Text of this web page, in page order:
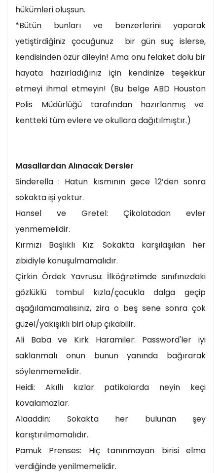
hükümleri oluşsun.
*Bütün bunları ve benzerlerini yaparak
yetiştirdiğiniz çocuğunuz bir gün suç islerse,
kendisinden özür dileyin! Ama onu felaket dolu bir
hayata hazırladığınız için kendinize teşekkür
etmeyi ihmal etmeyin! (Bu belge ABD Houston
Polis Müdürlüğü tarafından hazırlanmış ve
kentteki tüm evlere ve okullara dağıtılmıştır.)
Masallardan Alınacak Dersler
Sinderella : Hatun kısmının gece 12’den sonra
sokakta işi yoktur.
Hansel ve Gretel: Çikolatadan evler
yenmemelidir.
Kırmızı Başlıklı Kız: Sokakta karşılaşılan her
zibidiyle konuşulmamalıdır.
Çirkin Ördek Yavrusu: İlköğretimde sınıfınızdaki
gözlüklü tombul kızla/çocukla dalga geçip
aşağılamamalısınız, zira o beş sene sonra çok
güzel/yakışıklı biri olup çıkabilir.
Ali Baba ve Kırk Haramiler: Password'ler iyi
saklanmalı onun bunun yanında bağırarak
söylenmemelidir.
Heidi: Akıllı kızlar patikalarda neyin keçi
kovalamazlar.
Alaaddin: Sokakta her bulunan şey
karıştırılmamalıdır.
Pamuk Prenses: Hiç tanınmayan birisi elma
verdiğinde yenilmemelidir.